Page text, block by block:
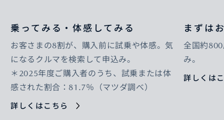
乗ってみる・体感してみる
お客さまの8割が、購入前に試乗や体感。気
になるクルマを検索して申込み。
＊2025年度ご購入者のうち、試乗または体
感された割合：81.7％（マツダ調べ）
詳しくはこちら
まずは
全国約
み。
詳しくは